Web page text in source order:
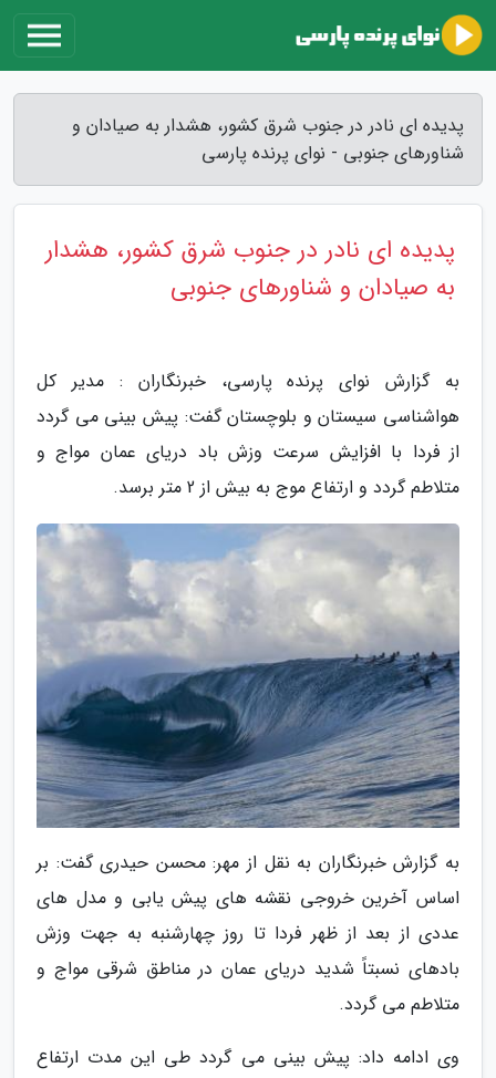
پدیده ای نادر در جنوب شرق کشور، هشدار به صیادان و
شناورهای جنوبی - نوای پرنده پارسی
پدیده ای نادر در جنوب شرق کشور، هشدار
به صیادان و شناورهای جنوبی
به گزارش نوای پرنده پارسی، خبرنگاران : مدیر کل
هواشناسی سیستان و بلوچستان گفت: پیش بینی می گردد
از فردا با افزایش سرعت وزش باد دریای عمان مواج و
متلاطم گردد و ارتفاع موج به بیش از 2 متر برسد.
به گزارش خبرنگاران به نقل از مهر: محسن حیدری گفت: بر
اساس آخرین خروجی نقشه های پیش یابی و مدل های
عددی از بعد از ظهر فردا تا روز چهارشنبه به جهت وزش
بادهای نسبتاً شدید دریای عمان در مناطق شرقی مواج و
متلاطم می گردد.
وی ادامه داد: پیش بینی می گردد طی این مدت ارتفاع